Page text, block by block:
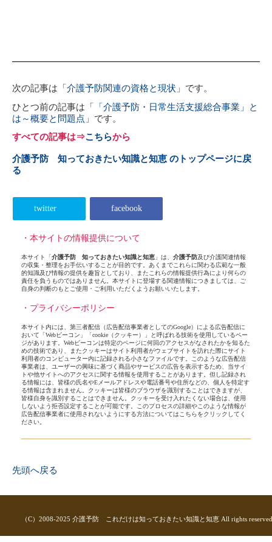
次の記事は「 介護予防関連の資格と現状 」です。
ひとつ前の記事は「
「介護予防・日常生活支援総合事業」と
は～概要と問題点 」です。
すべての記事は⇒こちらから
介護予防 知っておきたい知識と知恵 のトップページに戻
る
twitter facebook
・本サイトの情報提供について
本サイト「介護予防 知っておきたい知識と知恵 」は、 介護予防及び介護関連情報
の収集・整理をお手伝いすることが目的です。あくまでこれらに関わる広範な一般
的知識及び情報の提供を趣旨としており、またこれらの情報提供行為により何らの
責任を負うものではありません。本サイトに登場する関連情報につきましては、ご
自身の判断のもとご使用・ご利用いただくようお願いいたします。
・プライバシーポリシー
本サイト内には、第三者配信（広告配信事業者としてのGoogle）による広告配信に
おいて「Webビーコン」「cookie（クッキー）」と呼ばれる技術を使用しているペー
ジがあります。Webビーコンは特定のページに何回のアクセスがなされたかを知るた
めの技術であり、またクッキーはサイト利用者がウェブサイトを訪れた際にサイト
利用者のコンピューター内に記録される小さなファイルです。このような広告配信
事業者は、ユーザーの興味に基づく商品やサービスの広告を表示するため、当サイ
トや他サイトへのアクセスに関する情報を使用することがあります。但し記録され
る情報には、皆様の氏名やEメールアドレスや電話番号や住所などの、個人を特定す
る情報は含まれません。クッキーは皆様のブラウザを識別することはできますが、
皆様自身を識別することはできません。クッキーを受け入れたくない場合は、使用
しないよう拒否設定することが可能です。このプロセスの詳細やこのような情報が
広告配信事業者に使用されないようにする方法については こちらをクリックしてく
ださい。
先頭へ戻る
（C）2008-2025 介護予防 これだけは知っておきたい知識と知恵 All rights